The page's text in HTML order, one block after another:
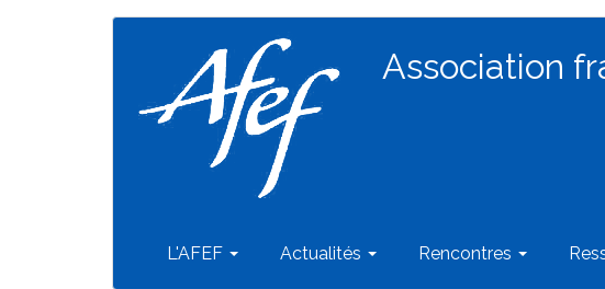
Association
Navigation
principale
L'AFEF Actualités Rencontres